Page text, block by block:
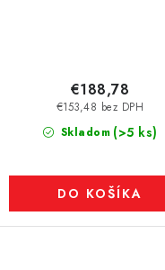
Skladom (>5 ks)
€153,48 bez DPH
€188,78
DO KOŠÍKA